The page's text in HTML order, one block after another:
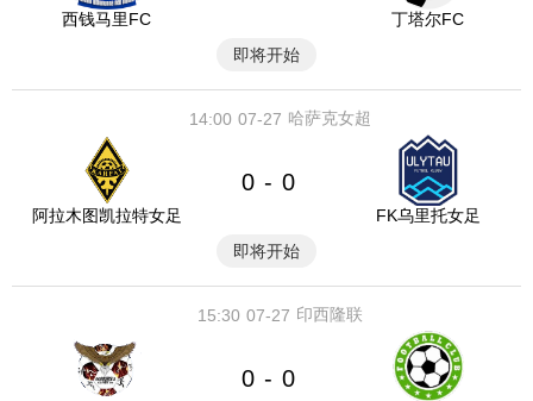
西钱马里FC
丁塔尔FC
即将开始
07-27
14:00 哈萨克女超
阿拉木图凯拉特女足
0 - 0
FK乌里托女足
即将开始
07-27
15:30 印西隆联
0 - 0